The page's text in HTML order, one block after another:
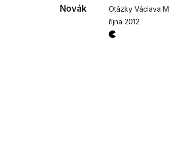
Novák
Otázky Václava
října 2012